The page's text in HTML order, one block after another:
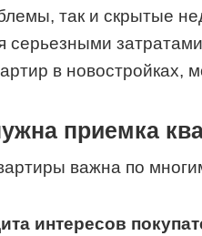
так и скрытые
серьезными
в новостройках,
приемка
важна по
интересов